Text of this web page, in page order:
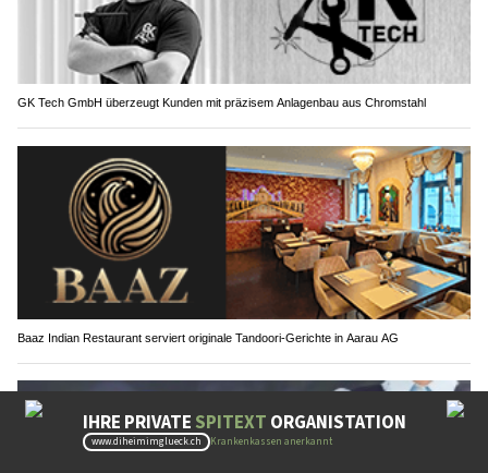
GK Tech GmbH überzeugt Kunden mit präzisem Anlagenbau aus Chromstahl
Baaz Indian Restaurant serviert originale Tandoori-Gerichte in Aarau AG